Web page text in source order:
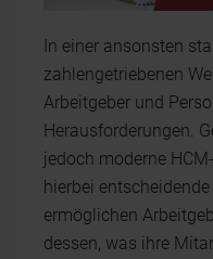
In einer ansonsten
zahlengetriebenen
Arbeitgeber und
Herausforderungen.
jedoch moderne
hierbei
ermöglichen
dessen, was ihre